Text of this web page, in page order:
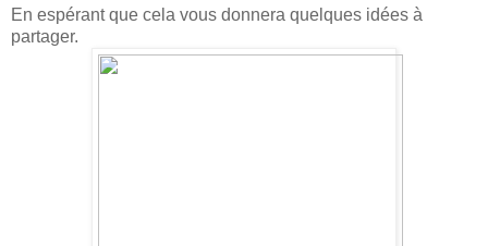
En espérant que cela vous donnera quelques idées à
partager.